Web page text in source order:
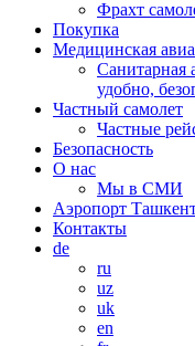
Фрахт
Покупка
Медицинская
Санитарная
удобно,
Частный самолет
Частные
Безопасность
О нас
Мы в СМИ
Аэропорт
Контакты
de
ru
uz
uk
en